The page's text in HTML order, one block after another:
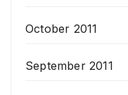
October 2011
September 2011